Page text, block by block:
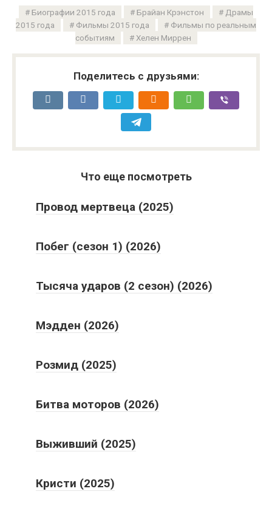
Биографии 2015 года Брайан Крэнстон
Драмы
2015 года
Фильмы 2015 года
Фильмы по реальным
событиям
Хелен Миррен
Поделитесь с друзьями:
Что еще посмотреть
Провод мертвеца (2025)
Побег (сезон 1) (2026)
Тысяча ударов (2 сезон) (2026)
Мэдден (2026)
Розмид (2025)
Битва моторов (2026)
Выживший (2025)
Кристи (2025)